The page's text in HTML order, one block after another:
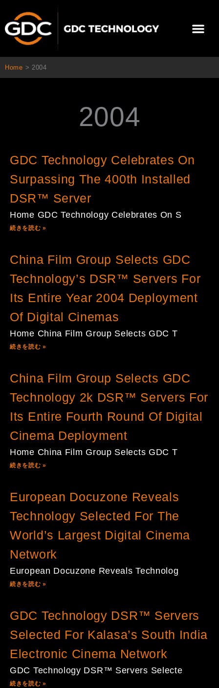
を
メ
ニ
ー
Home > 2004
2004
GDC Technology Celebrates On
Surpassing The 400th Installed
DSR™ Server
Home GDC Technology Celebrates On S
続きを読む »
China Film Group Selects GDC
Technology’s DSR™ Servers For
Its Entire Year 2004 Deployment
Of Digital Cinemas
Home China Film Group Selects GDC T
続きを読む »
China Film Group Selects GDC
Technology 2k DSR™ Servers For
Its Entire Fourth Round Of Digital
Cinema Deployment
Home China Film Group Selects GDC T
続きを読む »
European Docuzone Reveals
Technology Selected For The
World’s Largest Digital Cinema
Network
European Docuzone Reveals Technolog
続きを読む »
GDC Technology DSR™ Servers
Selected For Kalasa’s South India
Electronic Cinema Network
GDC Technology DSR™ Servers Selecte
続きを読む »
ペ
ー
ジ
ペ
ー
ジ